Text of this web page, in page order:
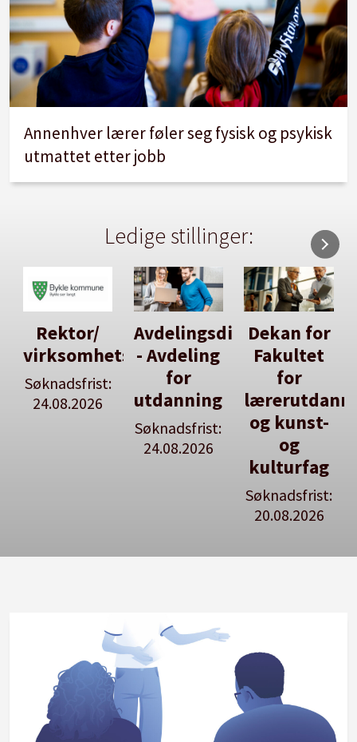
Annenhver lærer føler seg fysisk og psykisk
utmattet etter jobb
Ledige stillinger:
Avdelingsdirektør
- Avdeling
for
utdanning
Dekan for
Fakultet
for
lærerutdanning
og kunst-
og
Her kan
du utlyse
en ledig
stilling
Se våre
stillingspakker